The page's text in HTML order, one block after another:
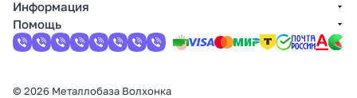
Информация
Помощь
© 2026 Металлобаза Волхонка